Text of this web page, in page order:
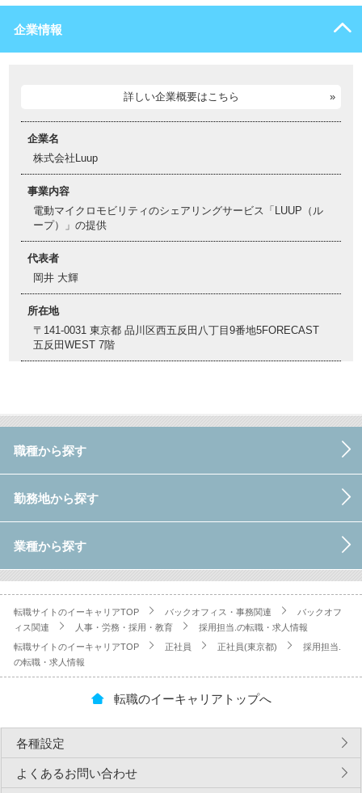
企業情報
詳しい企業概要はこちら
企業名
株式会社Luup
事業内容
電動マイクロモビリティのシェアリングサービス「LUUP（ル
ープ）」の提供
代表者
岡井 大輝
所在地
〒141-0031 東京都 品川区西五反田八丁目9番地5FORECAST
五反田WEST 7階
職種から探す
勤務地から探す
業種から探す
転職サイトのイーキャリアTOP バックオフィス・事務関連
バックオフ
ィス関連
人事・労務・採用・教育 採用担当.の転職・求人情報
転職サイトのイーキャリアTOP 正社員 正社員(東京都)
採用担当.
の転職・求人情報
転職のイーキャリアトップへ
各種設定
よくあるお問い合わせ